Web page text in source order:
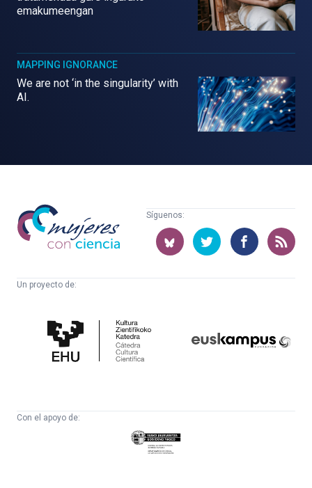
emakumeengan
MAPPING IGNORANCE
We are not ‘in the singularity’ with
AI.
Mujeres
con
ciencia
Síguenos:
Un proyecto de:
Cultura
Científica
Con el apoyo de:
Eusko
Jaurlaritza